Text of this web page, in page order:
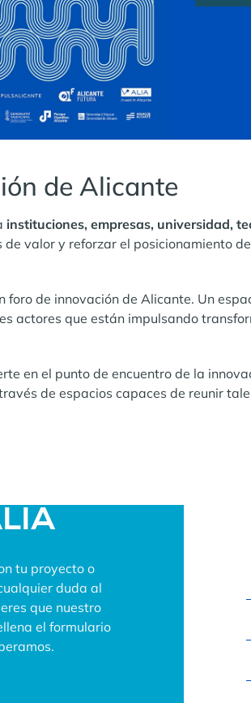
de Alicante
instituciones, empresas, universidad,
de valor y reforzar el posicionamiento
foro de innovación de Alicante. Un
actores que están impulsando
en el punto de encuentro de la
de espacios capaces de reunir
tu proyecto o
duda al
que nuestro
el formulario